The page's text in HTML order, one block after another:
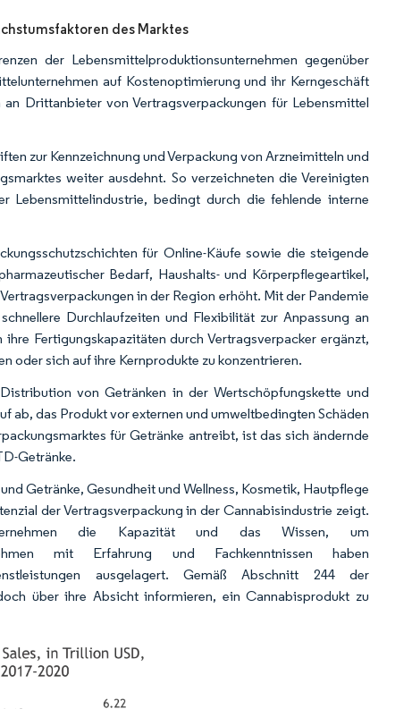
des Marktes
der Lebensmittelproduktionsunternehmen gegenüber
auf Kostenoptimierung und ihr Kerngeschäft
Drittanbieter von Vertragsverpackungen für Lebensmittel
zur Kennzeichnung und Verpackung von Arzneimitteln und
weiter ausdehnt. So verzeichneten die Vereinigten
Lebensmittelindustrie, bedingt durch die fehlende interne
für Online-Käufe sowie die steigende
Bedarf, Haushalts- und Körperpflegeartikel,
in der Region erhöht. Mit der Pandemie
Durchlaufzeiten und Flexibilität zur Anpassung an
Fertigungskapazitäten durch Vertragsverpacker ergänzt,
oder sich auf ihre Kernprodukte zu konzentrieren.
von Getränken in der Wertschöpfungskette und
ab, das Produkt vor externen und umweltbedingten Schäden
für Getränke antreibt, ist das sich ändernde
Getränke.
Getränke, Gesundheit und Wellness, Kosmetik, Hautpflege
der Vertragsverpackung in der Cannabisindustrie zeigt.
die Kapazität und das Wissen, um
mit Erfahrung und Fachkenntnissen haben
ausgelagert. Gemäß Abschnitt 244 der
über ihre Absicht informieren, ein Cannabisprodukt zu